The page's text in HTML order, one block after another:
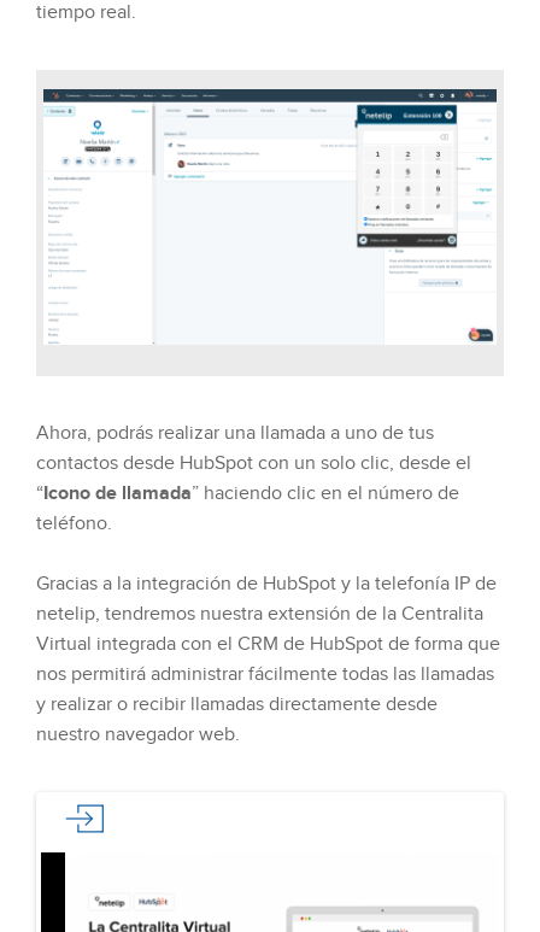
tiempo real.
Ahora, podrás realizar una llamada a uno de tus
contactos desde HubSpot con un solo clic, desde el
“Icono de llamada” haciendo clic en el número de
teléfono.
Gracias a la integración de HubSpot y la telefonía IP de
netelip, tendremos nuestra extensión de la Centralita
Virtual integrada con el CRM de HubSpot de forma que
nos permitirá administrar fácilmente todas las llamadas
y realizar o recibir llamadas directamente desde
nuestro navegador web.